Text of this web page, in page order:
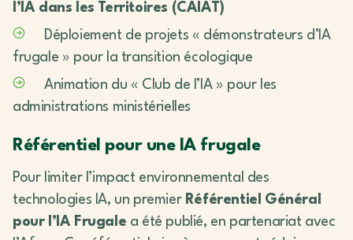
l’IA dans les Territoires (CAIAT)
Déploiement de projets « démonstrateurs d’IA
frugale » pour la transition écologique
Animation du « Club de l’IA » pour les
administrations ministérielles
Référentiel pour une IA frugale
Pour limiter l’impact environnemental des
technologies IA, un premier Référentiel Général
pour l’IA Frugale a été publié, en partenariat avec